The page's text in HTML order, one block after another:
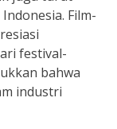
Film-
festival-
bahwa
industri